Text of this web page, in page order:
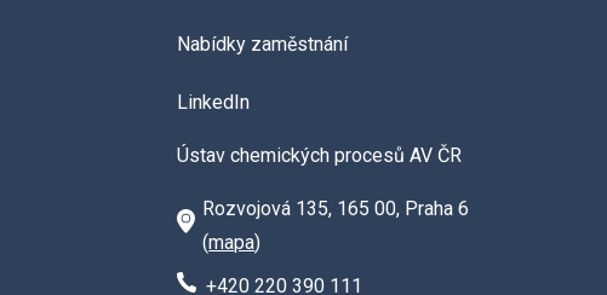
Nabídky zaměstnání
LinkedIn
Ústav chemických procesů AV ČR
Rozvojová 135, 165 00, Praha 6
(mapa)
+420 220 390 111